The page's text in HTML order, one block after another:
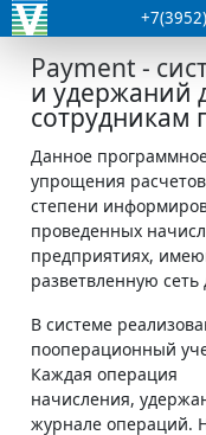
Payment -
и удержаний
сотрудникам
Данное
упрощения
степени
проведенных
предприятиях,
разветвленную
В системе
пооперационный
Каждая операция
начисления,
журнале операций.